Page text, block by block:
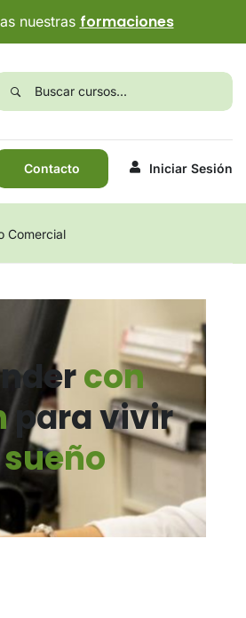
nuestras formaciones
Contacto Iniciar Sesión
Comercial
con
para vivir